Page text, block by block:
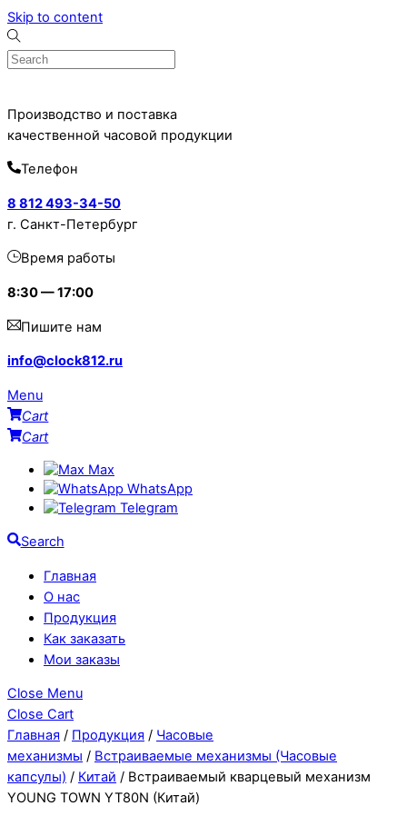
Skip to content
Производство и поставка
качественной часовой продукции
Телефон
8 812 493-34-50
г. Санкт-Петербург
Время работы
8:30 — 17:00
Пишите нам
info@clock812.ru
Menu
Cart
Cart
Max
WhatsApp
Telegram
Search
Главная
О нас
Продукция
Как заказать
Мои заказы
Close Menu
Close Cart
Главная / Продукция / Часовые
механизмы / Встраиваемые механизмы (Часовые
капсулы) / Китай / Встраиваемый кварцевый механизм
YOUNG TOWN YT80N (Китай)